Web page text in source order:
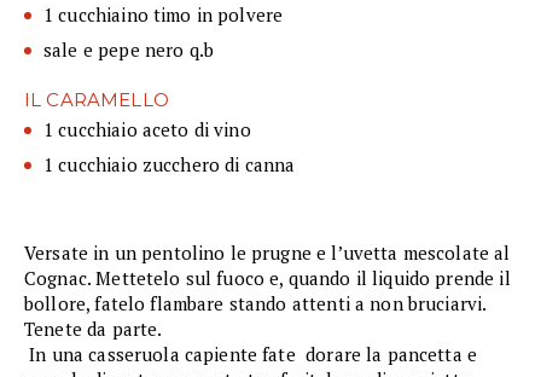
1 cucchiaino timo in polvere
sale e pepe nero q.b
IL CARAMELLO
1 cucchiaio aceto di vino
1 cucchiaio zucchero di canna
Versate in un pentolino le prugne e l’uvetta mescolate al
Cognac. Mettetelo sul fuoco e, quando il liquido prende il
bollore, fatelo flambare stando attenti a non bruciarvi.
Tenete da parte.
In una casseruola capiente fate dorare la pancetta e